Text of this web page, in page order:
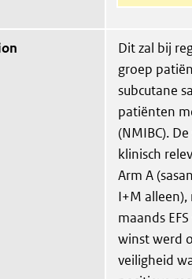
Dit zal bij
groep
subcutane
patiënten
(NMIBC).
klinisch
Arm A
I+M
maands
winst werd
veiligheid